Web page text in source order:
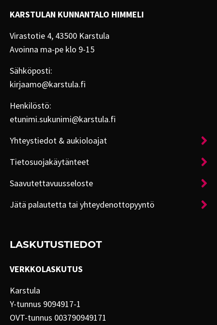
KARSTULAN KUNNANTALO HIMMELI
Virastotie 4, 43500 Karstula
Avoinna ma-pe klo 9-15
Sähköposti:
kirjaamo@karstula.fi
Henkilöstö:
etunimi.sukunimi@karstula.fi
Yhteystiedot & aukioloajat
Tietosuojakäytänteet
Saavutettavuusseloste
Jätä palautetta tai yhteydenottopyyntö
LASKUTUSTIEDOT
VERKKOLASKUTUS
Karstula
Y-tunnus 9094917-1
OVT-tunnus 003790949171